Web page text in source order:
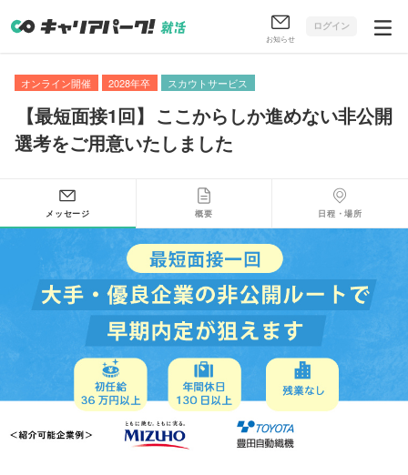
お知らせ
ログイン
オンライン開催 2028年卒 スカウトサービス
【最短面接1回】 ここからしか進めない非公開
選考をご用意いたしました
メッセージ 概要 日程・場所